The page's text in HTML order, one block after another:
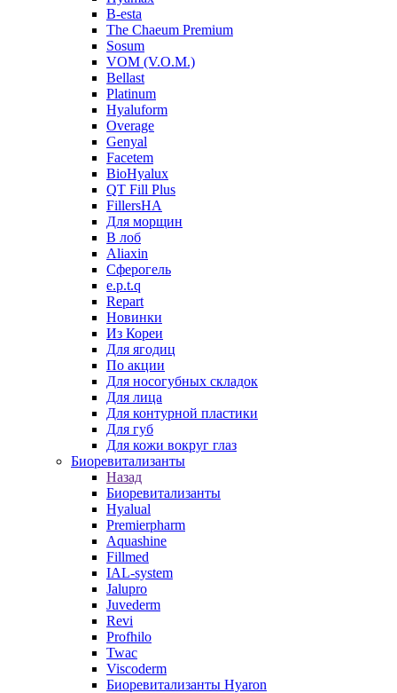
B-esta
The Chaeum Premium
Sosum
VOM (V.O.M.)
Bellast
Platinum
Hyaluform
Overage
Genyal
Facetem
BioHyalux
QT Fill Plus
FillersHA
Для морщин
В лоб
Aliaxin
Сферогель
e.p.t.q
Repart
Новинки
Из Кореи
Для ягодиц
По акции
Для носогубных складок
Для лица
Для контурной пластики
Для губ
Для кожи вокруг глаз
Биоревитализанты
Назад
Биоревитализанты
Hyalual
Premierpharm
Aquashine
Fillmed
IAL-system
Jalupro
Juvederm
Revi
Profhilo
Twac
Viscoderm
Биоревитализанты Hyaron